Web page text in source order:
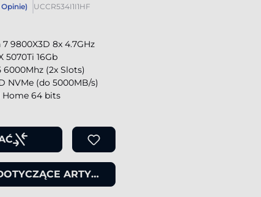
Opinie) UCCR534I1I1HF
9800X3D 8x 4.7GHz
5070Ti 16Gb
6000Mhz (2x Slots)
NVMe (do 5000MB/s)
Home 64 bits
ARTYKUŁU